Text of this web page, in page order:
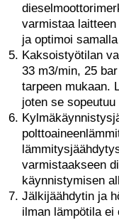
varmistaa
ja optimoi
Kaksoistyötilan
33 m3/min, 25
tarpeen mukaan.
joten se
varmistaakseen
käynnistymisen
Jälkijäähdytin ja
ilman lämpötila ei